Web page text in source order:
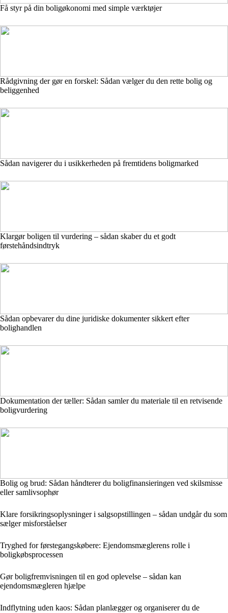
Få styr på din boligøkonomi med simple værktøjer
Rådgivning der gør en forskel: Sådan vælger du den rette bolig og
beliggenhed
Sådan navigerer du i usikkerheden på fremtidens boligmarked
Klargør boligen til vurdering – sådan skaber du et godt
førstehåndsindtryk
Sådan opbevarer du dine juridiske dokumenter sikkert efter
bolighandlen
Dokumentation der tæller: Sådan samler du materiale til en retvisende
boligvurdering
Bolig og brud: Sådan håndterer du boligfinansieringen ved skilsmisse
eller samlivsophør
Klare forsikringsoplysninger i salgsopstillingen – sådan undgår du som
sælger misforståelser
Tryghed for førstegangskøbere: Ejendomsmæglerens rolle i
boligkøbsprocessen
Gør boligfremvisningen til en god oplevelse – sådan kan
ejendomsmægleren hjælpe
Indflytning uden kaos: Sådan planlægger og organiserer du de